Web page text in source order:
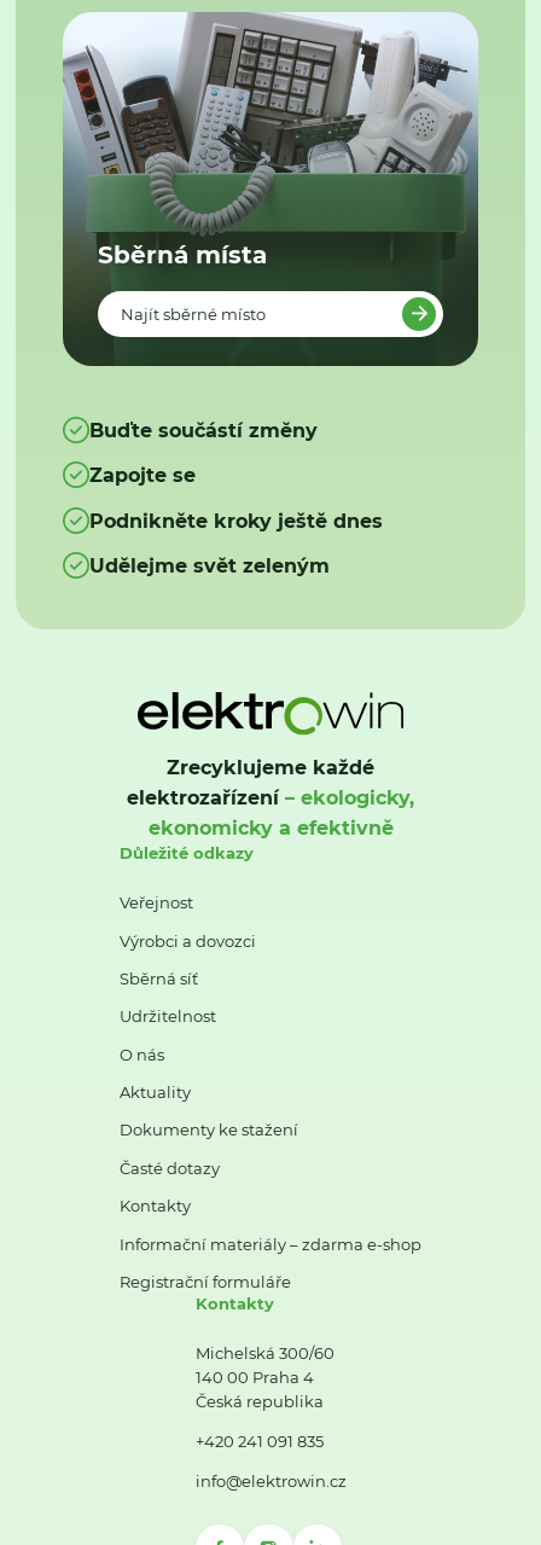
Sběrná místa
Najít sběrné místo
Buďte součástí změny
Zapojte se
Podnikněte kroky ještě dnes
Udělejme svět zeleným
Zrecyklujeme každé
elektrozařízení– ekologicky,
ekonomicky a efektivně
Důležité odkazy
Veřejnost
Výrobci a dovozci
Sběrná síť
Udržitelnost
O nás
Aktuality
Dokumenty ke stažení
Časté dotazy
Kontakty
Informační materiály – zdarma e-shop
Registrační formuláře
Kontakty
Michelská 300/60
140 00 Praha 4
Česká republika
+420 241 091 835
info@elektrowin.cz